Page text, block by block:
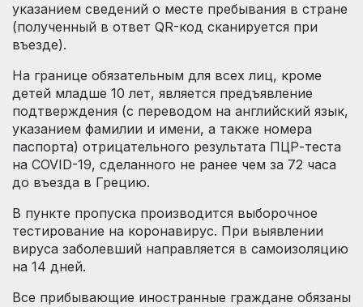
указанием сведений о месте пребывания в стране
(полученный в ответ QR-код сканируется при
въезде).
На границе обязательным для всех лиц, кроме
детей младше 10 лет, является предъявление
подтверждения (с переводом на английский язык,
указанием фамилии и имени, а также номера
паспорта) отрицательного результата ПЦР-теста
на COVID-19, сделанного не ранее чем за 72 часа
до въезда в Грецию.
В пункте пропуска производится выборочное
тестирование на коронавирус. При выявлении
вируса заболевший направляется в самоизоляцию
на 14 дней.
Все прибывающие иностранные граждане обязаны